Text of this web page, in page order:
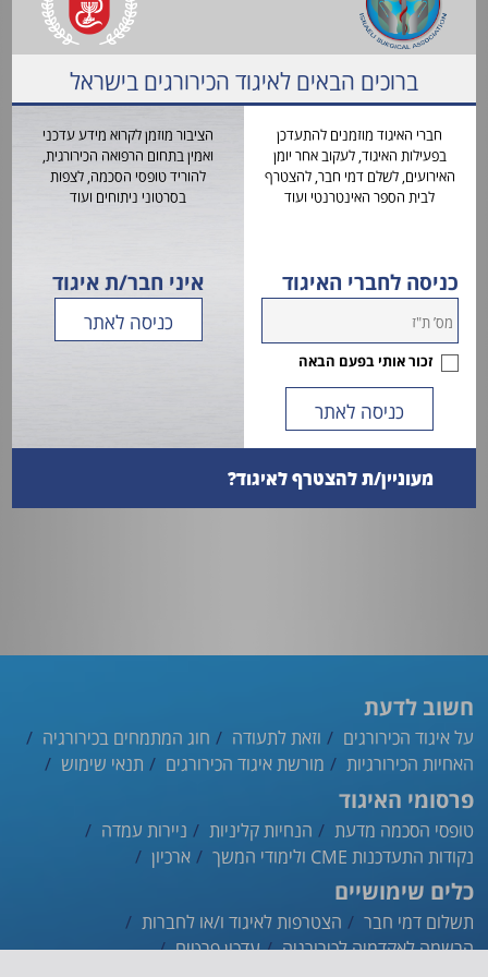
וטופסי
הרשמה
מידע
לציבור
שימו לב, מרכזי שד שהוכרו עד כה ע"י המועצה המדעית כדלקמן:
מרכז רפואי רבין ,הדסה עין כרם, שיבא, איכילוב וכרמל
נודה לעיונכם.
פנייה למומחים-שד שנת 2025
2025 שאלון אישי - פלאו שיפ - שד
חשוב לדעת
על איגוד הכירורגים וזאת לתעודה חוג המתמחים בכירורגיה
האחיות הכירורגיות מורשת איגוד הכירורגים תנאי שימוש
פרסומי האיגוד
טופסי הסכמה מדעת הנחיות קליניות ניירות עמדה
נקודות התעדכנות CME ולימודי המשך ארכיון
כלים שימושיים
תשלום דמי חבר הצטרפות לאיגוד ו/או לחברות
הרשמה לאקדמיה לכירורגיה עדכון פרטים
ברוכים הבאים לאיגוד הכירורגים בישראל
חברי האיגוד מוזמנים להתעדכן
בפעילות האיגוד, לעקוב אחר יומן
האירועים, לשלם דמי חבר, להצטרף
לבית הספר האינטרנטי ועוד
כניסה לחברי האיגוד
זכור אותי בפעם הבאה
הציבור מוזמן לקרוא מידע עדכני
ואמין בתחום הרפואה הכירורגית,
להוריד טופסי הסכמה, לצפות
בסרטוני ניתוחים ועוד
איני חבר/ת איגוד
מעוניין/ת להצטרף לאיגוד?